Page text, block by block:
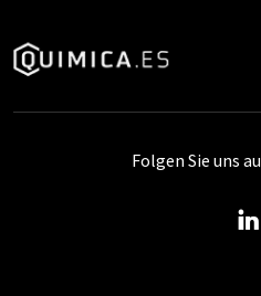
Folgen Sie uns